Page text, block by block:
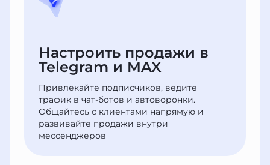
Настроить продажи в
Telegram и MAX
Привлекайте подписчиков, ведите
трафик в чат-ботов и автоворонки.
Общайтесь с клиентами напрямую и
развивайте продажи внутри
мессенджеров